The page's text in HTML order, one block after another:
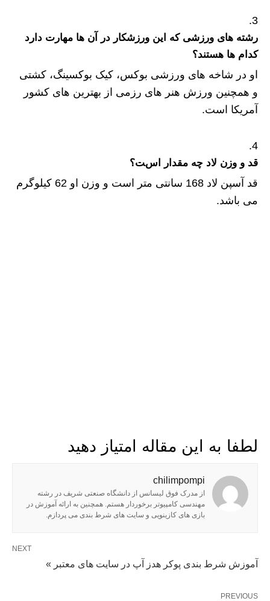
رشته های ورزشی که این ورزشکار در آن ها مهارت دارد
کدام ها هستند؟
او در شاخه های ورزشی بوکس، کیک بوکسینگ، کشتی
و همچنین ورزش هنر های رزمی از بهترین های کشور
آمریکا است.
قد و وزن لاد چه مقدار است؟
قد آسپن لاد 168 سانتی متر است و وزن او 62 کیلوگرم
می باشد.
لطفا به این مقاله امتیاز دهید
chilimpompi
از مدرک فوق لیسانس از دانشگاه صنعتی شریف در رشته
مهندسی کامپیوتر برخوردار هستم. همچنین به ارائه آموزش در
بازی های کازینویی و سایت های شرط بندی می پردازم.
NEXT
آموزش شرط بندی پوکر هدز آپ در سایت های معتبر »
PREVIOUS